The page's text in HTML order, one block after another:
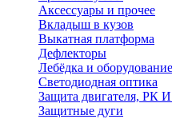
Аксессуары и прочее
Вкладыш в кузов
Выкатная платформа
Дефлекторы
Лебёдка и оборудование
Светодиодная оптика
Защита двигателя, РК
Защитные дуги